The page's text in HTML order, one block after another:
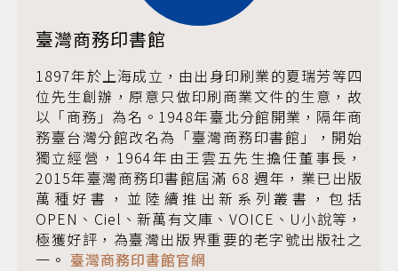
臺灣商務印書館
1897年於上海成立，由出身印刷業的夏瑞芳等四
位先生創辦，原意只做印刷商業文件的生意，故
以「商務」為名。1948年臺北分館開業，隔年商
務臺台灣分館改名為「臺灣商務印書館」，開始
獨立經營，1964年由王雲五先生擔任董事長，
2015年臺灣商務印書館屆滿 68 週年，業已出版
萬種好書，並陸續推出新系列叢書，包括
OPEN、Ciel、新萬有文庫、VOICE、U小說等，
極獲好評，為臺灣出版界重要的老字號出版社之
一。 臺灣商務印書館官網